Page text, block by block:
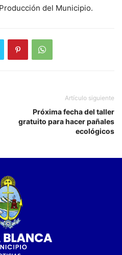
del Municipio.
Artículo siguiente
Próxima fecha del taller
gratuito para hacer pañales
ecológicos